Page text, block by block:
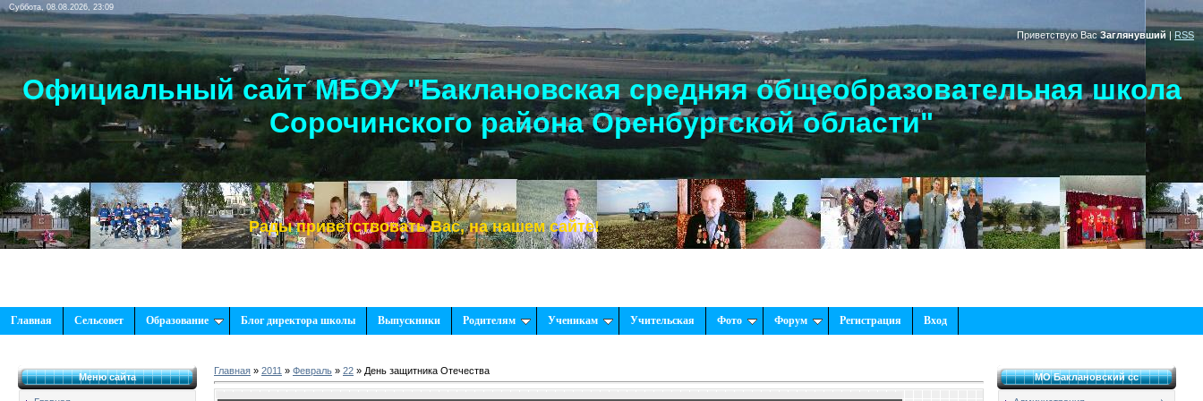
Суббота, 08.08.2026, 23:09
Приветствую Вас Заглянувший | RSS
Официальный сайт МБОУ "Баклановская средняя общеобразовательная школа
Сорочинского района Оренбургской области"
Рады приветствовать Вас, на нашем сайте!
Главная Сельсовет Образование Блог директора школы Выпускники Родителям Ученикам Учительская Фото Форум Регистрация Вход
Меню сайта
Главная » 2011 » Февраль » 22 » День защитника Отечества
МО Баклановский сс